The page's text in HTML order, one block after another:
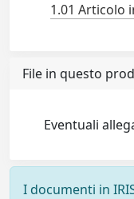
1.01 Articolo
File in questo
Eventuali
I documenti in